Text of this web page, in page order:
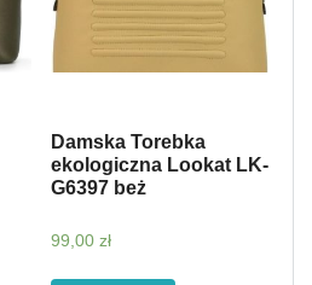
Damska Torebka
ekologiczna Lookat LK-
G6397 beż
99,00 zł